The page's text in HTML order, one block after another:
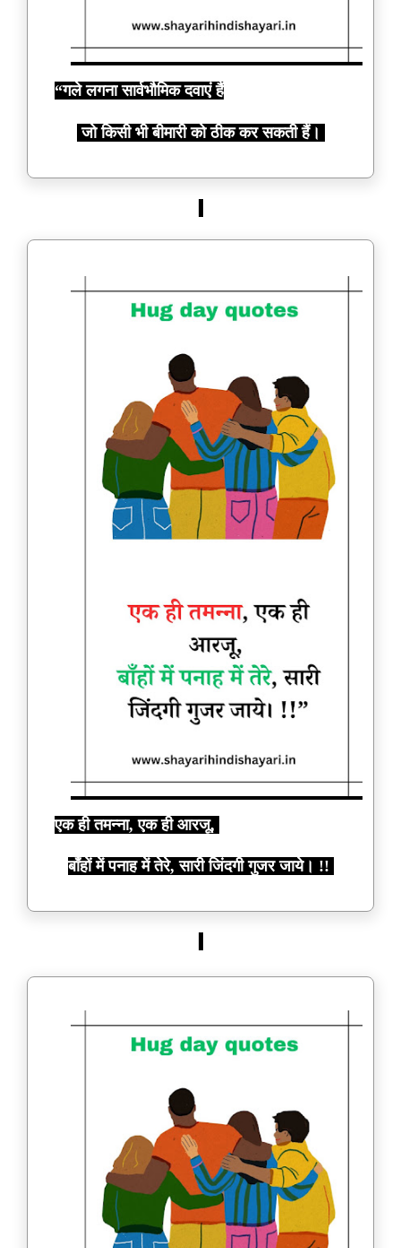
“गले लगना सार्वभौमिक दवाएं हैं
जो किसी भी बीमारी को ठीक कर सकती हैं।
एक ही तमन्ना, एक ही आरजू,
बाँहों में पनाह में तेरे, सारी जिंदगी गुजर जाये। !!